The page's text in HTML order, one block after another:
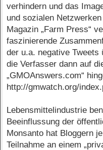
verhindern und das
und sozialen
Magazin „Farm Press“
faszinierende
der u.a. negative Tweets
die Verfasser dann auf
„GMOAnswers.com“
http://gmwatch.org/
Lebensmittelindustrie
Beeinflussung der
Monsanto hat Bloggern
Teilnahme an einem